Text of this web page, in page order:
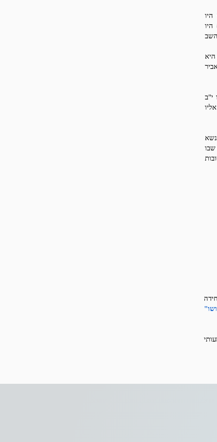
היו
י"ב
שבו